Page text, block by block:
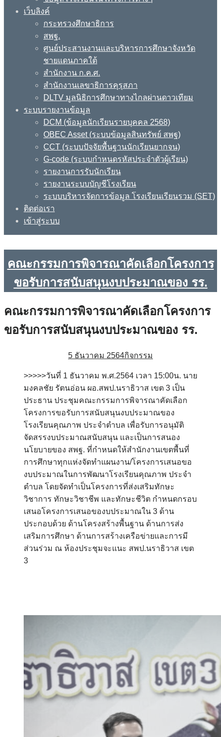
เว็บลิงค์
กระทรวงศึกษาธิการ
สพฐ.
ศูนย์ประสานงานและบริหารการศึกษาจังหวัด
ชายแดนภาคใต้
สำนักงาน ก.ค.ศ.
สำนักงานเลขาธิการคุรุสภา
DLTV มูลนิธิการศึกษาทางไกลผ่านดาวเทียม
ระบบรายงานข้อมูล
DCM (ข้อมูลนักเรียนรายบุคคล 2568)
OBEC Asset (ระบบข้อมูลสินทรัพย์ สพฐ)
CCT (ระบบปัจจัยพื้นฐานนักเรียนยากจน)
G-code (ระบบกำหนดรหัสประจำตัวผู้เรียน)
รายงานการรับนักเรียน
รายงานระบบบัญชีโรงเรียน
ระบบบริหารจัดการข้อมูล โรงเรียนเรียนรวม (SET)
ติดต่อเรา
เข้าสู่ระบบ
คณะกรรมการพิจารณาคัดเลือกโครงการ
ขอรับการสนับสนุนงบประมาณของ รร.
คณะกรรมการพิจารณาคัดเลือกโครงการ
ขอรับการสนับสนุนงบประมาณของ รร.
5 ธันวาคม 2564กิจกรรม
>>>>>วันที่ 1 ธันวาคม พ.ศ.2564 เวลา 15:00น. นาย
มงคลชัย รัตนอ่อน ผอ.สพป.นราธิวาส เขต 3 เป็น
ประธาน ประชุมคณะกรรมการพิจารณาคัดเลือก
โครงการขอรับการสนับสนุนงบประมาณของ
โรงเรียนคุณภาพ ประจำตำบล เพื่อรับการอนุมัติ
จัดสรรงบประมาณสนับสนุน และเป็นการสนอง
นโยบายของ สพฐ. ที่กำหนดให้สำนักงานเขตพื้นที่
การศึกษาทุกแห่งจัดทำแผนงาน/โครงการเสนอขอ
งบประมาณในการพัฒนาโรงเรียนคุณภาพ ประจำ
ตำบล โดยจัดทำเป็นโครงการที่ส่งเสริมทักษะ
วิชาการ ทักษะวิชาชีพ และทักษะชีวิต กำหนดกรอบ
เสนอโครงการเสนอของบประมาณใน 3 ด้าน
ประกอบด้วย ด้านโครงสร้างพื้นฐาน ด้านการส่ง
เสริมการศึกษา ด้านการสร้างเครือข่ายและการมี
ส่วนร่วม ณ ห้องประชุมจะแนะ สพป.นราธิวาส เขต
3